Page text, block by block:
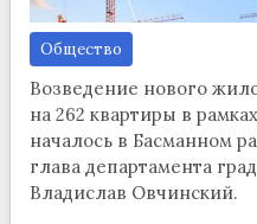
Общество
Возведение нового
на 262 квартиры в
началось в Басманном
глава департамента
Владислав Овчинский.